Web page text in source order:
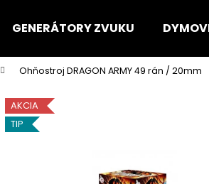
GENERÁTORY ZVUKU
Ohňostroj DRAGON ARMY 49 rán / 20mm
AKCIA
TIP
Čo potrebujete nájsť?